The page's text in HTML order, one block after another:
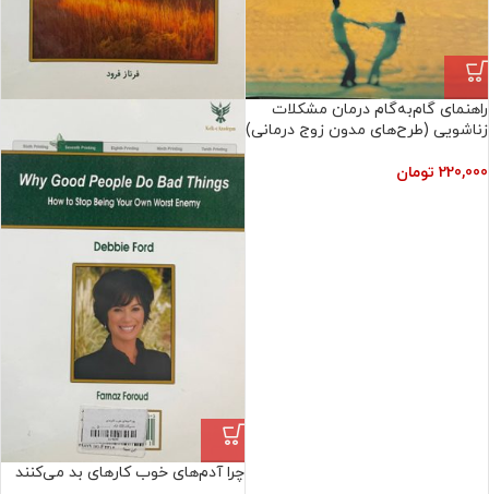
راهنمای گام‌به‌گام درمان مشکلات
زناشویی (طرح‌های مدون زوج درمانی)
220,000 تومان
چرا آدم‌های خوب کارهای بد می‌کنند